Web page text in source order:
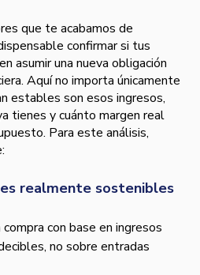
que te acabamos de
confirmar si tus
asumir una nueva obligación
Aquí no importa únicamente
estables son esos ingresos,
tienes y cuánto margen real
Para este análisis,
realmente sostenibles
con base en ingresos
no sobre entradas